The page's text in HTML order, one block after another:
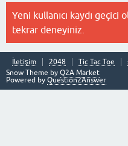
Yeni kullanıcı kaydı geçici
tekrar deneyiniz.
İletişim 2048 Tic Tac Toe
Snow Theme by Q2A Market
Powered by Question2Answer